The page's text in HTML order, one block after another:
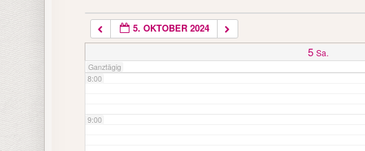
5. OKTOBER 2024
5 Sa.
Ganztägig
7:00
8:00
9:00